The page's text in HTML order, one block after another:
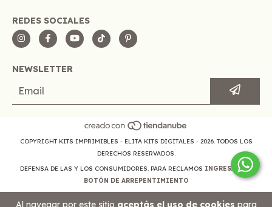
Al navegar por este sitio aceptás el uso de cookies para
REDES SOCIALES
NEWSLETTER
COPYRIGHT KITS IMPRIMIBLES - ELITA KITS DIGITALES - 2026. TODOS LOS
DERECHOS RESERVADOS.
DEFENSA DE LAS Y LOS CONSUMIDORES. PARA RECLAMOS INGRESÁ ACÁ.
BOTÓN DE ARREPENTIMIENTO